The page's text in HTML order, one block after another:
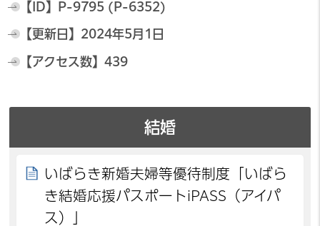
【ID】 P-9795 (P-6352)
【更新日】 2024年5月1日
【アクセス数】 439
結婚
いばらき新婚夫婦等優待制度「いばら
き結婚応援パスポートiPASS（アイパ
ス）」